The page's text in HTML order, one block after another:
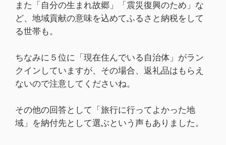
また「自分の生まれ故郷」「震災復興のため」な
ど、地域貢献の意味を込めてふるさと納税をして
る世帯も。
ちなみに５位に「現在住んでいる自治体」がラン
クインしていますが、その場合、返礼品はもらえ
ないので注意してくださいね。
その他の回答として「旅行に行ってよかった地
域」を納付先として選ぶという声もありました。